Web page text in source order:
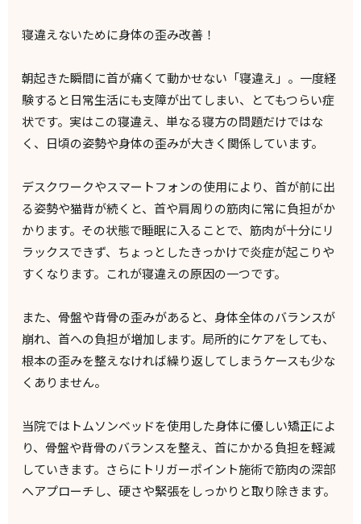
寝違えないために身体の歪み改善！
朝起きた瞬間に首が痛くて動かせない「寝違え」。一度経
験すると日常生活にも支障が出てしまい、とてもつらい症
状です。実はこの寝違え、単なる寝方の問題だけではな
く、日頃の姿勢や身体の歪みが大きく関係しています。
デスクワークやスマートフォンの使用により、首が前に出
る姿勢や猫背が続くと、首や肩周りの筋肉に常に負担がか
かります。その状態で睡眠に入ることで、筋肉が十分にリ
ラックスできず、ちょっとしたきっかけで炎症が起こりや
すくなります。これが寝違えの原因の一つです。
また、骨盤や背骨の歪みがあると、身体全体のバランスが
崩れ、首への負担が増加します。局所的にケアをしても、
根本の歪みを整えなければ繰り返してしまうケースも少な
くありません。
当院ではトムソンベッドを使用した身体に優しい矯正によ
り、骨盤や背骨のバランスを整え、首にかかる負担を軽減
していきます。さらにトリガーポイント施術で筋肉の深部
へアプローチし、硬さや緊張をしっかりと取り除きます。